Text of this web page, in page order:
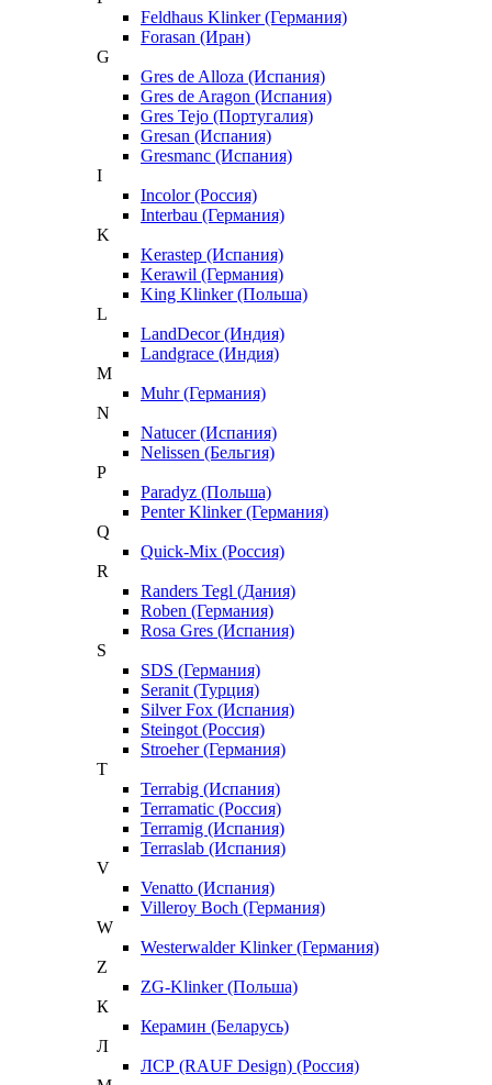
Feldhaus Klinker (Германия)
Forasan (Иран)
G
Gres de Alloza (Испания)
Gres de Aragon (Испания)
Gres Tejo (Португалия)
Gresan (Испания)
Gresmanc (Испания)
I
Incolor (Россия)
Interbau (Германия)
K
Kerastep (Испания)
Kerawil (Германия)
King Klinker (Польша)
L
LandDecor (Индия)
Landgrace (Индия)
M
Muhr (Германия)
N
Natucer (Испания)
Nelissen (Бельгия)
P
Paradyz (Польша)
Penter Klinker (Германия)
Q
Quick-Mix (Россия)
R
Randers Tegl (Дания)
Roben (Германия)
Rosa Gres (Испания)
S
SDS (Германия)
Seranit (Турция)
Silver Fox (Испания)
Steingot (Россия)
Stroeher (Германия)
T
Terrabig (Испания)
Terramatic (Россия)
Terramig (Испания)
Terraslab (Испания)
V
Venatto (Испания)
Villeroy Boch (Германия)
W
Westerwalder Klinker (Германия)
Z
ZG-Klinker (Польша)
К
Керамин (Беларусь)
Л
ЛСР (RAUF Design) (Россия)